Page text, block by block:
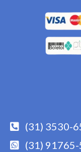
(31) 3530-
(31)